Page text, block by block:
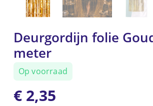
Deurgordijn folie
meter
Op voorraad
€2,35